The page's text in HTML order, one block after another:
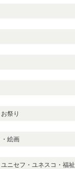
祭り
絵画
ニセフ・ユネスコ・福祉